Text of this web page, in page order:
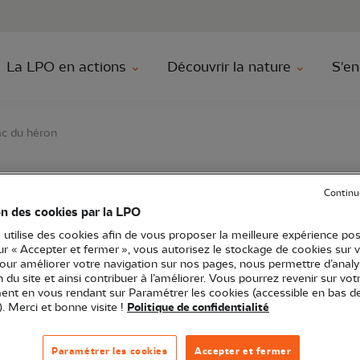
Aller à la
La LPO en actions Découvrir la nature
du héron
des oiseaux du
de-France Sortie nature 59 - Nord
des cookies par la LPO
des cookies afin de vous proposer la meilleure expérience
« Accepter et fermer », vous autorisez le stockage de cookies sur
améliorer votre navigation sur nos pages, nous permettre
du site et ainsi contribuer à l’améliorer. Vous pourrez revenir sur
en vous rendant sur Paramétrer les cookies (accessible en bas
Merci et bonne visite ! Politique de confidentialité
Accepter et fermer
Paramétrer les cookies